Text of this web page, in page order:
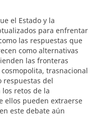
el Estado y la
para enfrentar
las respuestas que
como alternativas
las fronteras
trasnacional
respuestas del
retos de la
ellos pueden extraerse
este debate aún